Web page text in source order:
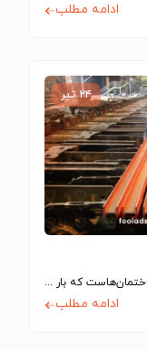
ادامه مطلب
۲۴ تیر
تیرآهن یکی از مهم‌ترین اجزای اسکلت فلزی ساختمان‌هاست که بار سقف و طبقات را…
ادامه مطلب